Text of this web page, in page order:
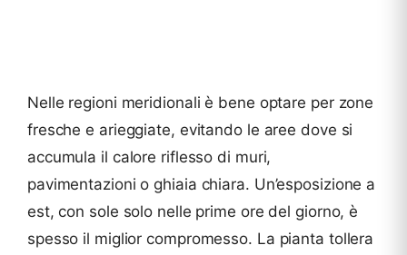
Nelle regioni meridionali è bene optare per zone
fresche e arieggiate, evitando le aree dove si
accumula il calore riflesso di muri,
pavimentazioni o ghiaia chiara. Un’esposizione a
est, con sole solo nelle prime ore del giorno, è
spesso il miglior compromesso. La pianta tollera